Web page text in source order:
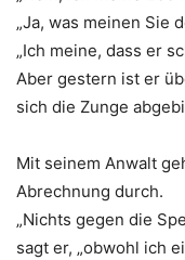
„Ja, was meinen Sie
„Ich meine, dass er
Aber gestern ist er
sich die Zunge
Mit seinem Anwalt
Abrechnung durch.
„Nichts gegen die
sagt er, „obwohl ich